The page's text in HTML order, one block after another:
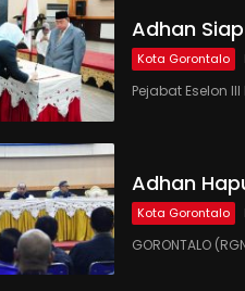
Adhan
Kota Gorontalo
Pejabat Eselon III
Adhan
Kota Gorontalo
GORONTALO